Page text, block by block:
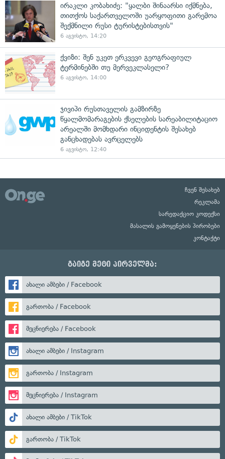
ირაკლი კობახიძე: "ყალბი შინაარსი იქმნება,
თითქოს საქართველოში უარყოფითი გარემოა
შექმნილი რუსი ტურისტებისთვის"
6 აგვისტო, 14:20
ქვიზი: შენ უკეთ ერკვევი გეოგრაფიულ
ტერმინებში თუ მერვეკლასელი?
6 აგვისტო, 14:00
ჯივიპი რუსთაველის გამზირზე
წყალმომარაგების ქსელების სარეაბილიტაციო
არეალში მომხდარი ინციდენტის შესახებ
განცხადებას ავრცელებს
6 აგვისტო, 12:40
ჩვენ შესახებ
რეკლამა
სარედაქციო კოდექსი
მასალის გამოყენების პირობები
კონტაქტი
გაიგე მეტი პირველმა:
ახალი ამბები / Facebook
გართობა / Facebook
მეცნიერება / Facebook
ახალი ამბები / Instagram
გართობა / Instagram
მეცნიერება / Instagram
ახალი ამბები / TikTok
გართობა / TikTok